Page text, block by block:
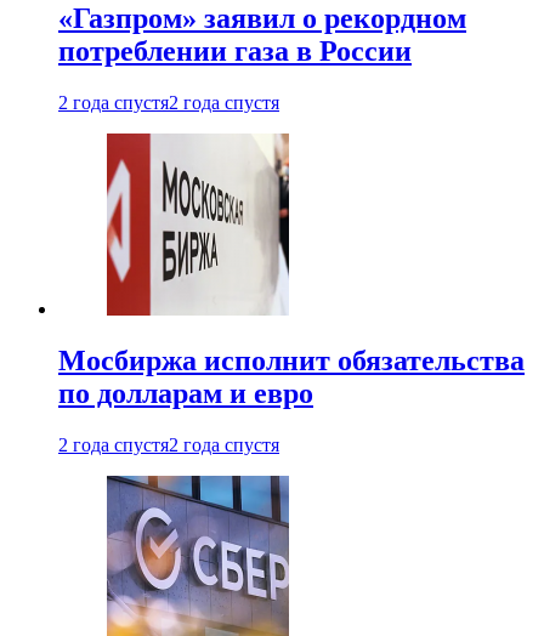
«Газпром» заявил о рекордном
потреблении газа в России
2 года спустя2 года спустя
Мосбиржа исполнит обязательства
по долларам и евро
2 года спустя2 года спустя